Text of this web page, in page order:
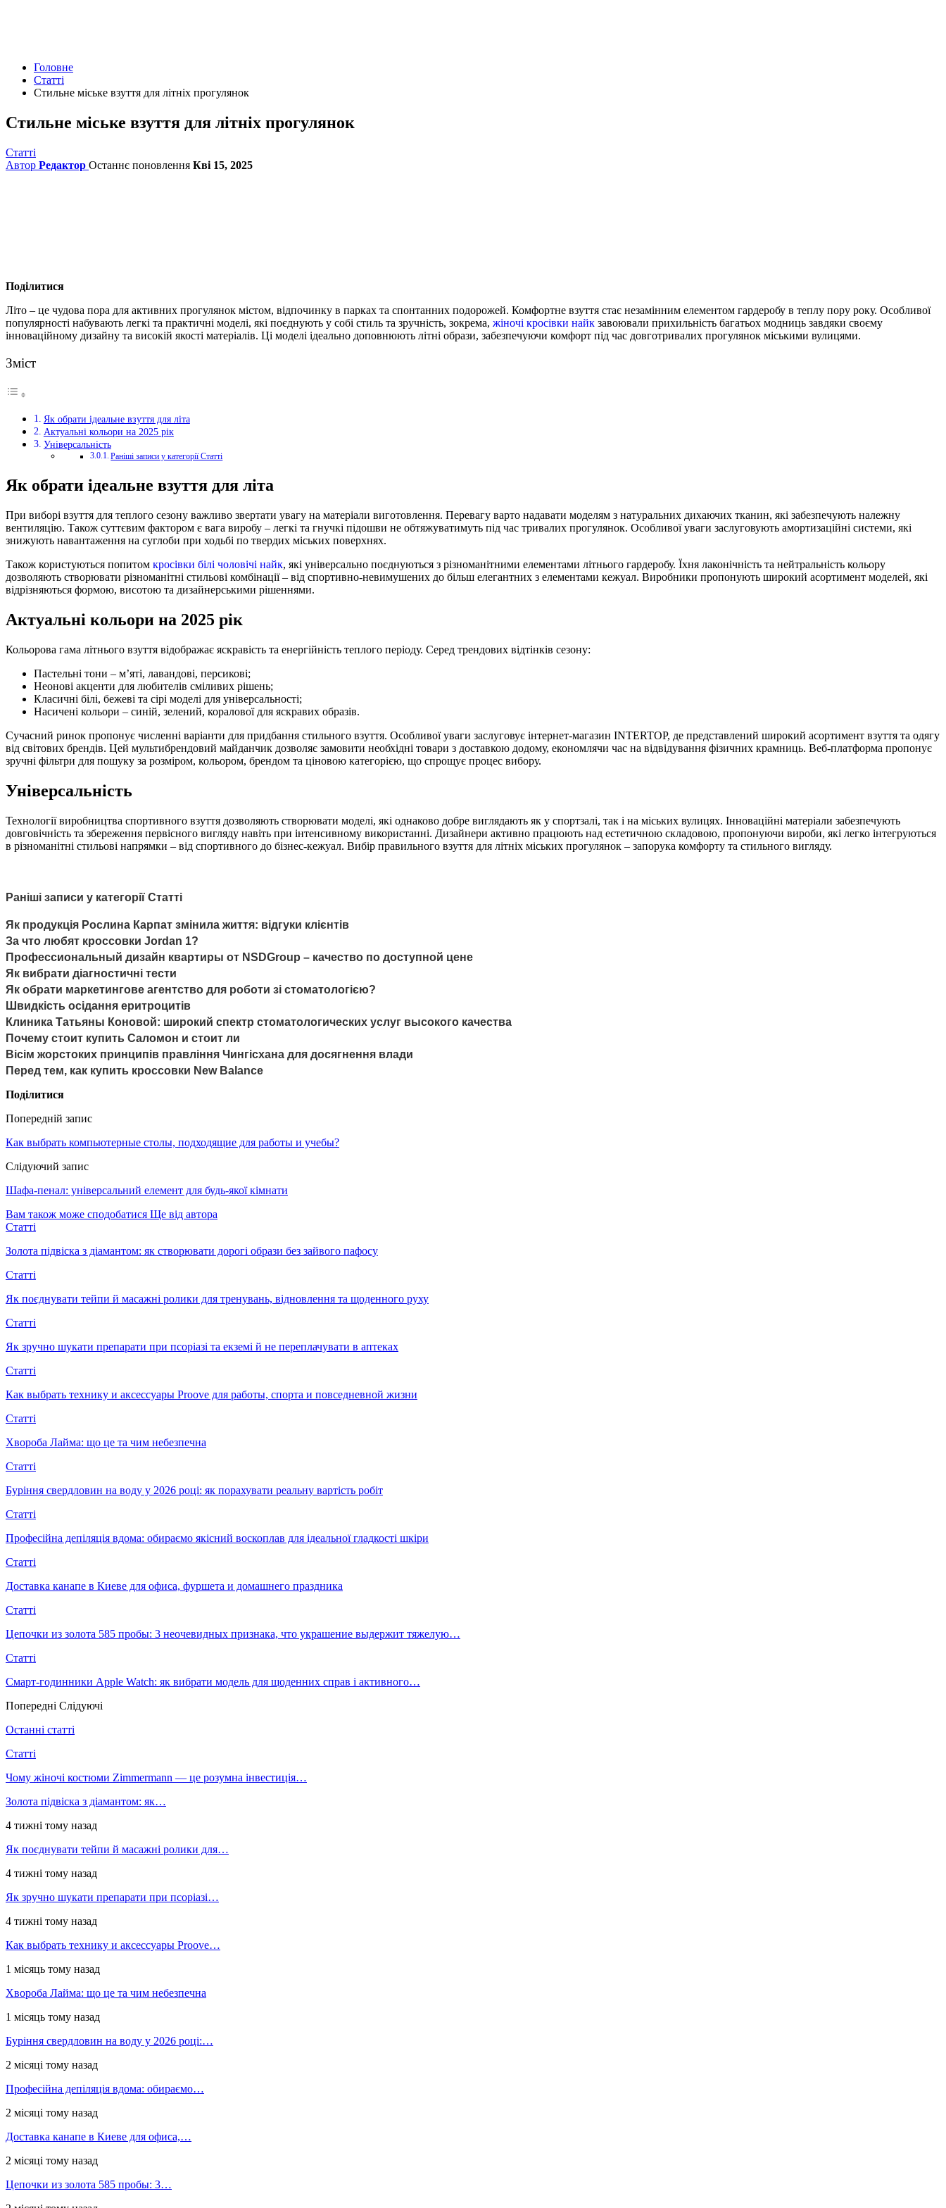
Головне
Статті
Стильне міське взуття для літніх прогулянок
Стильне міське взуття для літніх прогулянок
Статті
Автор Редактор Останнє поновлення Кві 15, 2025
Поділитися
Літо – це чудова пора для активних прогулянок містом, відпочинку в парках та спонтанних подорожей. Комфортне взуття стає незамінним елементом гардеробу в теплу пору року. Особливої
популярності набувають легкі та практичні моделі, які поєднують у собі стиль та зручність, зокрема, жіночі кросівки найк завоювали прихильність багатьох модниць завдяки своєму
інноваційному дизайну та високій якості матеріалів. Ці моделі ідеально доповнюють літні образи, забезпечуючи комфорт під час довготривалих прогулянок міськими вулицями.
Зміст
Як обрати ідеальне взуття для літа
Актуальні кольори на 2025 рік
Універсальність
Раніші записи у категорії Статті
Як обрати ідеальне взуття для літа
При виборі взуття для теплого сезону важливо звертати увагу на матеріали виготовлення. Перевагу варто надавати моделям з натуральних дихаючих тканин, які забезпечують належну
вентиляцію. Також суттєвим фактором є вага виробу – легкі та гнучкі підошви не обтяжуватимуть під час тривалих прогулянок. Особливої уваги заслуговують амортизаційні системи, які
знижують навантаження на суглоби при ходьбі по твердих міських поверхнях.
Також користуються попитом кросівки білі чоловічі найк, які універсально поєднуються з різноманітними елементами літнього гардеробу. Їхня лаконічність та нейтральність кольору
дозволяють створювати різноманітні стильові комбінації – від спортивно-невимушених до більш елегантних з елементами кежуал. Виробники пропонують широкий асортимент моделей, які
відрізняються формою, висотою та дизайнерськими рішеннями.
Актуальні кольори на 2025 рік
Кольорова гама літнього взуття відображає яскравість та енергійність теплого періоду. Серед трендових відтінків сезону:
Пастельні тони – м’яті, лавандові, персикові;
Неонові акценти для любителів сміливих рішень;
Класичні білі, бежеві та сірі моделі для універсальності;
Насичені кольори – синій, зелений, коралової для яскравих образів.
Сучасний ринок пропонує численні варіанти для придбання стильного взуття. Особливої уваги заслуговує інтернет-магазин INTERTOP, де представлений широкий асортимент взуття та одягу
від світових брендів. Цей мультибрендовий майданчик дозволяє замовити необхідні товари з доставкою додому, економлячи час на відвідування фізичних крамниць. Веб-платформа пропонує
зручні фільтри для пошуку за розміром, кольором, брендом та ціновою категорією, що спрощує процес вибору.
Універсальність
Технології виробництва спортивного взуття дозволяють створювати моделі, які однаково добре виглядають як у спортзалі, так і на міських вулицях. Інноваційні матеріали забезпечують
довговічність та збереження первісного вигляду навіть при інтенсивному використанні. Дизайнери активно працюють над естетичною складовою, пропонуючи вироби, які легко інтегруються
в різноманітні стильові напрямки – від спортивного до бізнес-кежуал. Вибір правильного взуття для літніх міських прогулянок – запорука комфорту та стильного вигляду.
Раніші записи у категорії Статті
Як продукція Рослина Карпат змінила життя: відгуки клієнтів
За что любят кроссовки Jordan 1?
Профессиональный дизайн квартиры от NSDGroup – качество по доступной цене
Як вибрати діагностичні тести
Як обрати маркетингове агентство для роботи зі стоматологією?
Швидкість осідання еритроцитів
Клиника Татьяны Коновой: широкий спектр стоматологических услуг высокого качества
Почему стоит купить Саломон и стоит ли
Вісім жорстоких принципів правління Чингісхана для досягнення влади
Перед тем, как купить кроссовки New Balance
Поділитися
Попередній запис
Как выбрать компьютерные столы, подходящие для работы и учебы?
Слідуючий запис
Шафа-пенал: універсальний елемент для будь-якої кімнати
Вам також може сподобатися Ще від автора
Статті
Золота підвіска з діамантом: як створювати дорогі образи без зайвого пафосу
Статті
Як поєднувати тейпи й масажні ролики для тренувань, відновлення та щоденного руху
Статті
Як зручно шукати препарати при псоріазі та екземі й не переплачувати в аптеках
Статті
Как выбрать технику и аксессуары Proove для работы, спорта и повседневной жизни
Статті
Хвороба Лайма: що це та чим небезпечна
Статті
Буріння свердловин на воду у 2026 році: як порахувати реальну вартість робіт
Статті
Професійна депіляція вдома: обираємо якісний воскоплав для ідеальної гладкості шкіри
Статті
Доставка канапе в Киеве для офиса, фуршета и домашнего праздника
Статті
Цепочки из золота 585 пробы: 3 неочевидных признака, что украшение выдержит тяжелую…
Статті
Смарт-годинники Apple Watch: як вибрати модель для щоденних справ і активного…
Попередні Слідуючі
Останні статті
Статті
Чому жіночі костюми Zimmermann — це розумна інвестиція…
Золота підвіска з діамантом: як…
4 тижні тому назад
Як поєднувати тейпи й масажні ролики для…
4 тижні тому назад
Як зручно шукати препарати при псоріазі…
4 тижні тому назад
Как выбрать технику и аксессуары Proove…
1 місяць тому назад
Хвороба Лайма: що це та чим небезпечна
1 місяць тому назад
Буріння свердловин на воду у 2026 році:…
2 місяці тому назад
Професійна депіляція вдома: обираємо…
2 місяці тому назад
Доставка канапе в Киеве для офиса,…
2 місяці тому назад
Цепочки из золота 585 пробы: 3…